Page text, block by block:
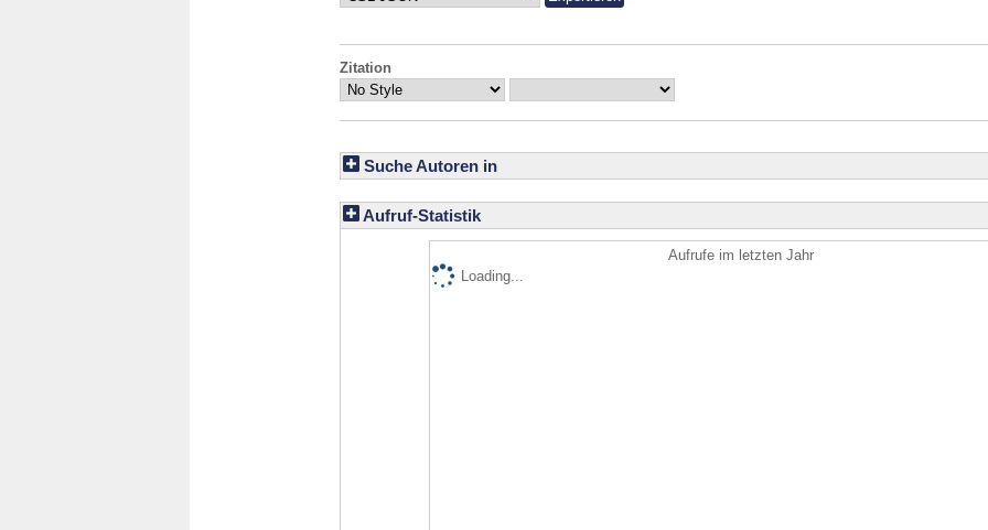
Zitation
Suche Autoren in
Aufruf-Statistik
Aufrufe im letzten Jahr
Loading...